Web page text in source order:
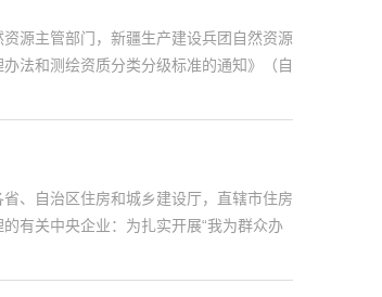
源主管部门，新疆生产建设兵团自然资源
法和测绘资质分类分级标准的通知》（自
、自治区住房和城乡建设厅，直辖市住房
有关中央企业：为扎实开展“我为群众办